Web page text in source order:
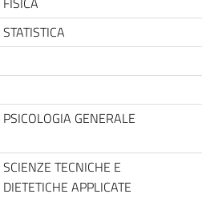
STATISTICA
PSICOLOGIA GENERALE
SCIENZE TECNICHE E
DIETETICHE APPLICATE